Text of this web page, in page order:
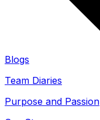
Blogs
Team Diaries
Purpose and Passion